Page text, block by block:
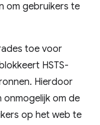
om gebruikers te
toe voor
HSTS-
Hierdoor
om de
op het web te